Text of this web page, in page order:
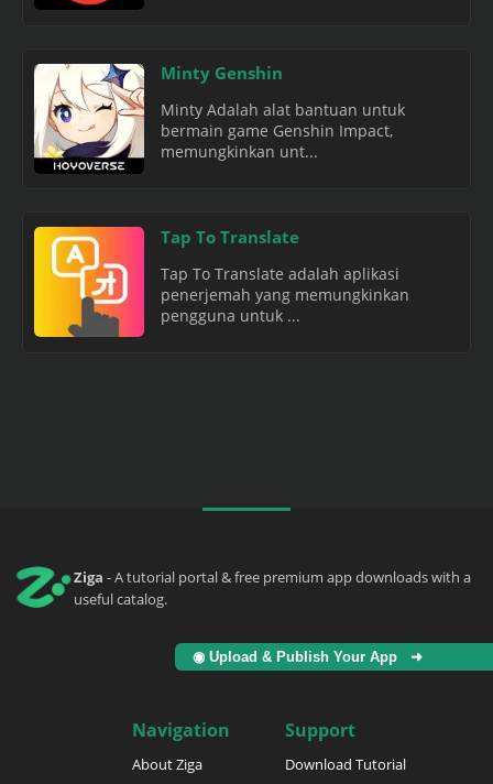
Minty Genshin
Minty Adalah alat bantuan untuk
bermain game Genshin Impact,
memungkinkan unt...
Tap To Translate
Tap To Translate adalah aplikasi
penerjemah yang memungkinkan
pengguna untuk ...
Ziga - A tutorial portal & free premium app downloads with a
useful catalog.
◉ Upload & Publish Your App ➜
Navigation
About Ziga
Support
Download Tutorial